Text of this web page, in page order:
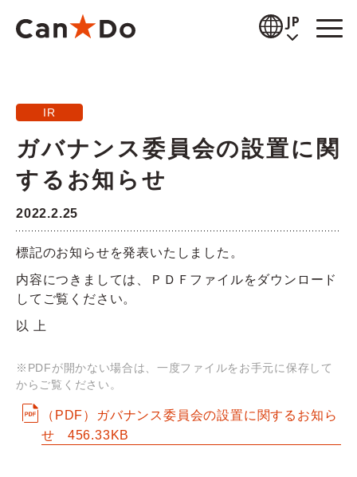
JP
お知らせ
商品情報
店舗検索
公式通販
採用情報
お問い合わせ
IR
ガバナンス委員会の設置に関
するお知らせ
2022.2.25
標記のお知らせを発表いたしました。
内容につきましては、ＰＤＦファイルをダウンロード
してご覧ください。
以 上
※PDFが開かない場合は、一度ファイルをお手元に保存して
からご覧ください。
（PDF）ガバナンス委員会の設置に関するお知ら
せ
456.33KB